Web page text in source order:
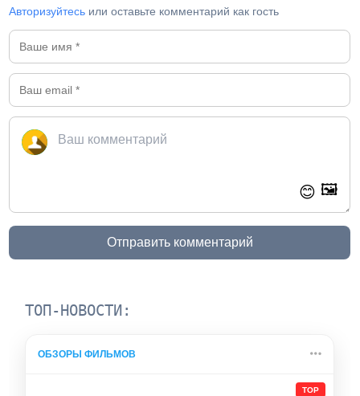
Авторизуйтесь или оставьте комментарий как гость
😊 🖼️
Отправить комментарий
ТОП-НОВОСТИ:
ОБЗОРЫ ФИЛЬМОВ
TOP